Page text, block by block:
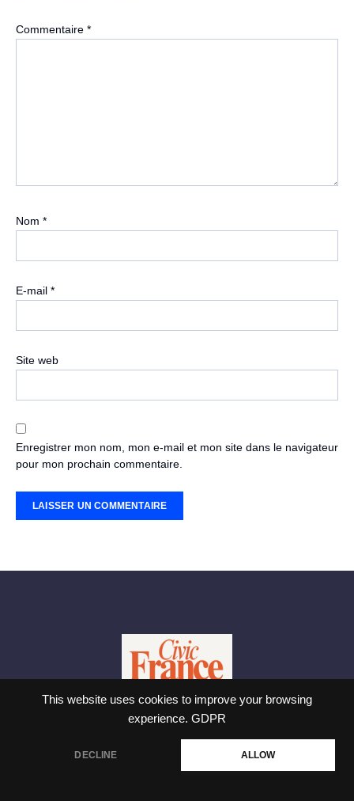
This website uses cookies to improve your browsing
experience. GDPR
DECLINE ALLOW
Commentaire *
Nom *
E-mail *
Site web
Enregistrer mon nom, mon e-mail et mon site dans le navigateur
pour mon prochain commentaire.